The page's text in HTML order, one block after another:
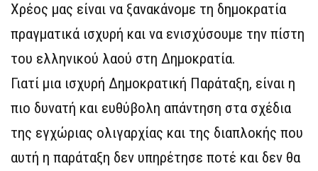
Χρέος μας είναι να ξανακάνομε τη δημοκρατία
πραγματικά ισχυρή και να ενισχύσουμε την πίστη
του ελληνικού λαού στη Δημοκρατία.
Γιατί μια ισχυρή Δημοκρατική Παράταξη, είναι η
πιο δυνατή και ευθύβολη απάντηση στα σχέδια
της εγχώριας ολιγαρχίας και της διαπλοκής που
αυτή η παράταξη δεν υπηρέτησε ποτέ και δεν θα